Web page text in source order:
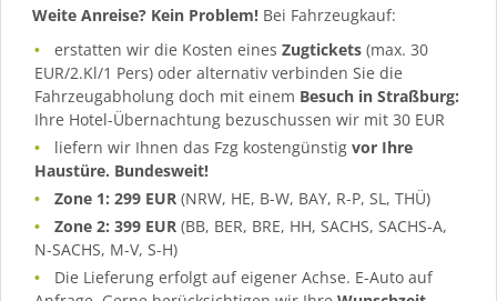
Weite Anreise? Kein Problem! Bei Fahrzeugkauf:
erstatten wir die Kosten einesZugtickets (max. 30
EUR/2.Kl/1 Pers) oder alternativ verbinden Sie die
Fahrzeugabholung doch mit einem Besuch in Straßburg:
Ihre Hotel-Übernachtung bezuschussen wir mit 30 EUR
liefern wir Ihnen das Fzg kostengünstigvor Ihre
Haustüre. Bundesweit!
Zone 1: 299 EUR (NRW, HE, B-W, BAY, R-P, SL, THÜ)
Zone 2: 399 EUR (BB, BER, BRE, HH, SACHS, SACHS-A,
N-SACHS, M-V, S-H)
Die Lieferung erfolgt auf eigener Achse. E-Auto auf